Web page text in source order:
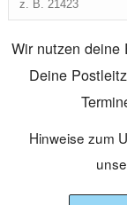
Wir nutzen deine
Deine
Hinweise zum